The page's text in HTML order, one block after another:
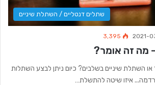
שתלים דנטליים / השתלת שיניים
2021-
3,395
מה זה אומר?
או השתלת שיניים בשלבים? כיום ניתן לבצע השתלות
איזו שיטה להתשלת…